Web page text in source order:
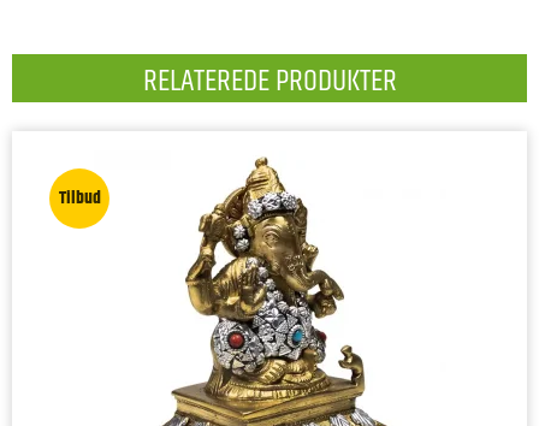
RELATEREDE PRODUKTER
Tilbud